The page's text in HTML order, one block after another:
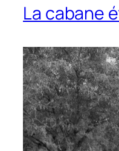
La cabane